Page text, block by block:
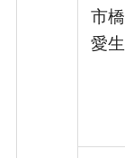
市橋
愛⽣